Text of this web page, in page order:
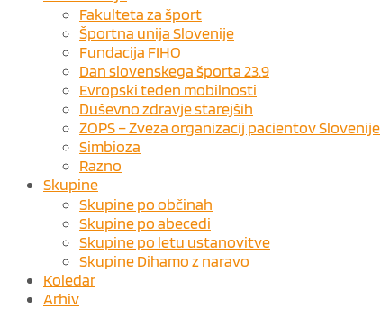
Fakulteta za šport
Športna unija Slovenije
Fundacija FIHO
Dan slovenskega športa 23.9
Evropski teden mobilnosti
Duševno zdravje starejših
ZOPS – Zveza organizacij pacientov Slovenije
Simbioza
Razno
Skupine
Skupine po občinah
Skupine po abecedi
Skupine po letu ustanovitve
Skupine Dihamo z naravo
Koledar
Arhiv